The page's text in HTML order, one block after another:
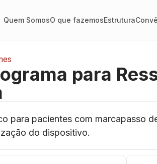
Quem SomosO que fazemosEstrutura
para
para pacientes com marcapasso
do dispositivo.